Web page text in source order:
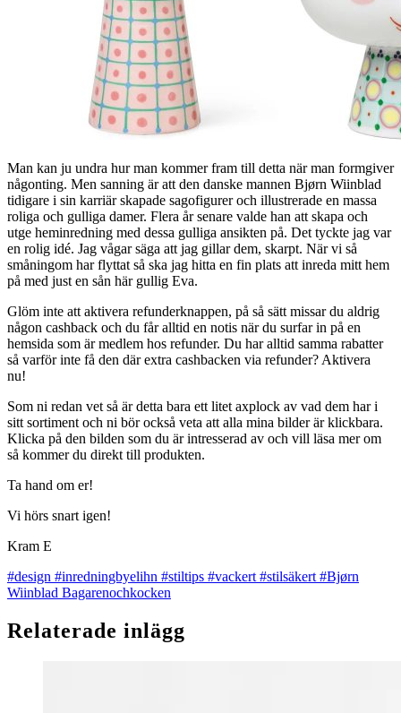
Man kan ju undra hur man kommer fram till detta när man formgiver
någonting. Men sanning är att den danske mannen Bjørn Wiinblad
tidigare i sin karriär skapade sagofigurer och illustrerade en massa
roliga och gulliga damer. Flera år senare valde han att skapa och
utge heminredning med dessa gulliga ansikten på. Det tyckte jag var
en rolig idé. Jag vågar säga att jag gillar dem, skarpt. När vi så
småningom har flyttat så ska jag hitta en fin plats att inreda mitt hem
på med just en sån här gullig Eva.
Glöm inte att aktivera refunderknappen, på så sätt missar du aldrig
någon cashback och du får alltid en notis när du surfar in på en
hemsida som är medlem hos refunder. Du har alltid samma rabatter
så varför inte få den där extra cashbacken via refunder? Aktivera
nu!
Som ni redan vet så är detta bara ett litet axplock av vad dem har i
sitt sortiment och ni bör också veta att alla mina bilder är klickbara.
Klicka på den bilden som du är intresserad av och vill läsa mer om
så kommer du direkt till produkten.
Ta hand om er!
Vi hörs snart igen!
Kram E
#design #inredningbyelihn #stiltips #vackert#stilsäkert#Bjørn
Wiinblad Bagarenochkocken
Relaterade inlägg